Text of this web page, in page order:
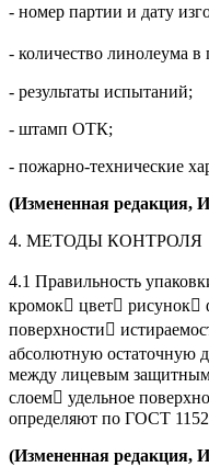
- номер партии и дату
- количество линолеума
- результаты испытаний;
- штамп ОТК;
- пожарно-технические
(Измененная редакция,
4. МЕТОДЫ КОНТРОЛЯ
4.1 Правильность
кромок цвет рисунок
поверхности
абсолютную остаточную
между лицевым
слоем удельное
определяют по ГОСТ
(Измененная редакция,